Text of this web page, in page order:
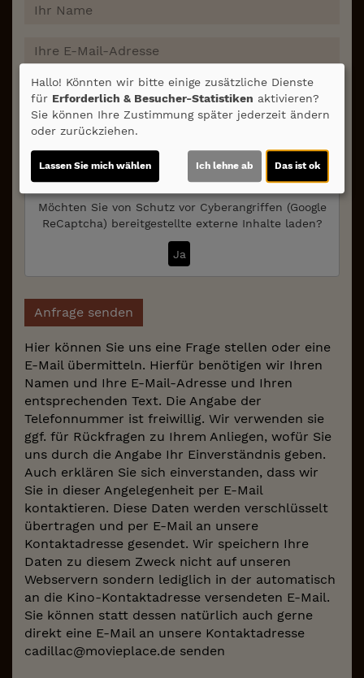
Ich bin über 16 Jahre alt und erkläre mich mit
demDatenschutzeinverstanden.
Möchten Sie von Schutz vor Cyberangriffen (Google
ReCaptcha) bereitgestellte externe Inhalte laden?
Ja
Anfrage senden
Hier können Sie uns eine Frage stellen oder eine
E-Mail übermitteln. Hierfür benötigen wir Ihren
Namen und Ihre E-Mail-Adresse und Ihren
entsprechenden Text. Die Angabe der
Telefonnummer ist freiwillig. Wir verwenden sie
ggf. für Rückfragen zu Ihrem Anliegen, wofür Sie
uns durch die Angabe Ihr Einverständnis geben.
Auch erklären Sie sich einverstanden, dass wir
Sie in dieser Angelegenheit per E-Mail
kontaktieren. Diese Daten werden verschlüsselt
übertragen und per E-Mail an unsere
Kontaktadresse gesendet. Wir speichern Ihre
Daten zu diesem Zweck nicht auf unseren
Webservern sondern lediglich in der automatisch
an die Kino-Kontaktadresse versendeten E-Mail.
Sie können statt dessen natürlich auch gerne
direkt eine E-Mail an unsere Kontaktadresse
cadillac@movieplace.de senden
Hallo! Könnten wir bitte einige zusätzliche Dienste
für Erforderlich & Besucher-Statistiken aktivieren?
Sie können Ihre Zustimmung später jederzeit ändern
oder zurückziehen.
Lassen Sie mich wählen Ich lehne ab Das ist ok